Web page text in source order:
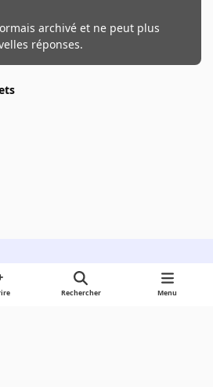
archivé et ne peut plus
réponses.
Rechercher Menu